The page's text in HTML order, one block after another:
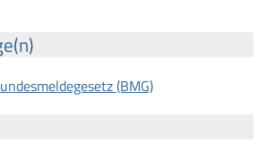
(BMG)